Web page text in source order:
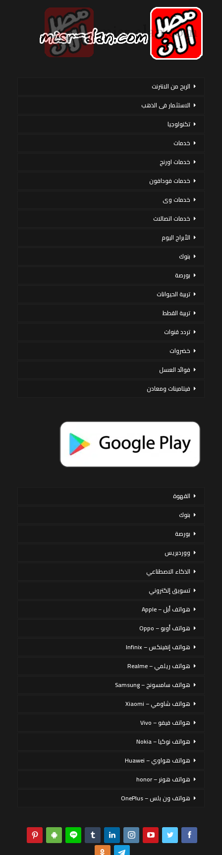
الربح من الانترنت
الاستثمار فى الذهب
تكنولوجيا
خدمات
خدمات اورنج
خدمات فودافون
خدمات وى
خدمات اتصالات
الأبراج اليوم
بنوك
بورصة
تربية الحيوانات
تربية القطط
تردد قنوات
خضروات
فوائد العسل
فيتامينات ومعادن
القهوة
بنوك
بورصة
ووردبريس
الذكاء الاصطناعي
تسويق إلكتروني
هواتف أبل – Apple
هواتف أوبو – Oppo
هواتف إنفينكس – Infinix
هواتف ريلمي – Realme
هواتف سامسونج – Samsung
هواتف شاومي – Xiaomi
هواتف فيفو – Vivo
هواتف نوكيا – Nokia
هواتف هواوي – Huawei
هواتف هونر – honor
هواتف ون بلس – OnePlus